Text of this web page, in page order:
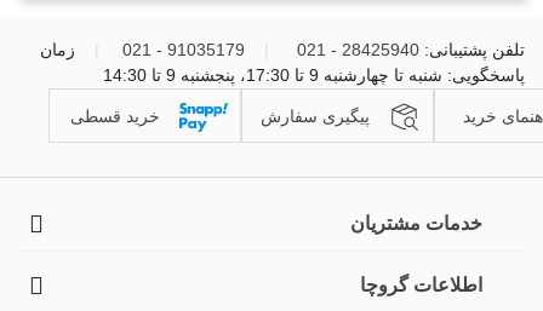
تلفن پشتیبانی: 28425940 - 021
91035179 - 021
زمان
پاسخگویی: شنبه تا چهارشنبه 9 تا 17:30، پنجشنبه 9 تا 14:30
خرید پیگیری سفارش خرید قسطی
خدمات مشتریان
اطلاعات گروچا